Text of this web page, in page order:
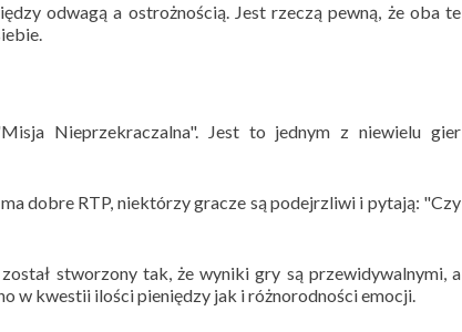
odwagą a ostrożnością. Jest rzeczą pewną, że oba te
Nieprzekraczalna". Jest to jednym z niewielu gier
dobre RTP, niektórzy gracze są podejrzliwi i pytają: "Czy
stworzony tak, że wyniki gry są przewidywalnymi, a
w kwestii ilości pieniędzy jak i różnorodności emocji.